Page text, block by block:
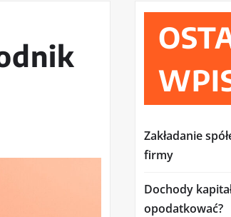
Zakładanie
firmy
Dochody
opodatkować?